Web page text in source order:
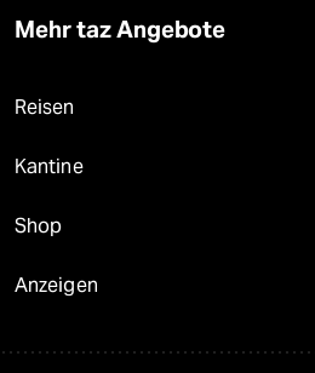
Mehr taz Angebote
Reisen
Kantine
Shop
Anzeigen